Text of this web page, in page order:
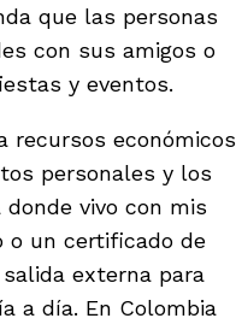
que las personas
con sus amigos o
y eventos.
recursos económicos
personales y los
vivo con mis
o un certificado de
externa para
a día. En Colombia